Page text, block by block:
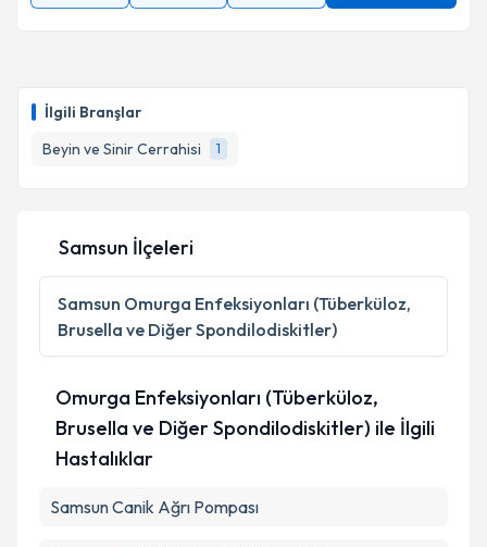
İlgili Branşlar
Beyin ve Sinir Cerrahisi
1
Samsun İlçeleri
Samsun Omurga Enfeksiyonları (Tüberküloz,
Brusella ve Diğer Spondilodiskitler)
Omurga Enfeksiyonları (Tüberküloz,
Brusella ve Diğer Spondilodiskitler) ile İlgili
Hastalıklar
Samsun Canik Ağrı Pompası